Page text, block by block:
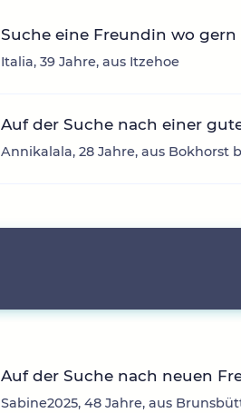
Suche eine Freundin wo
Italia, 39 Jahre, aus Itzehoe
Auf der Suche nach einer
Annikalala, 28 Jahre, aus Bokhorst
Auf der Suche nach neuen
Sabine2025, 48 Jahre, aus